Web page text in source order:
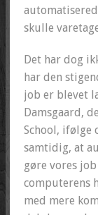
skulle
Det har dog
har den
job er blevet
Damsgaard,
School,
samtidig, at
gøre vores
computerens
med mere